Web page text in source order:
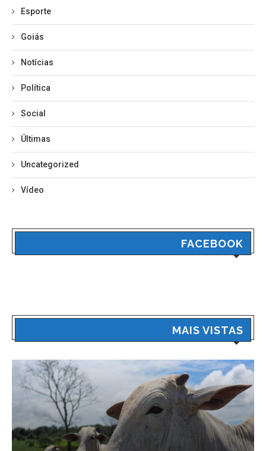
Esporte
Goiás
Notícias
Política
Social
Últimas
Uncategorized
Vídeo
FACEBOOK
MAIS VISTAS